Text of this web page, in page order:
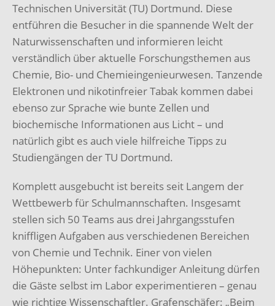
Technischen Universität (TU) Dortmund. Diese
entführen die Besucher in die spannende Welt der
Naturwissenschaften und informieren leicht
verständlich über aktuelle Forschungsthemen aus
Chemie, Bio- und Chemieingenieurwesen. Tanzende
Elektronen und nikotinfreier Tabak kommen dabei
ebenso zur Sprache wie bunte Zellen und
biochemische Informationen aus Licht – und
natürlich gibt es auch viele hilfreiche Tipps zu
Studiengängen der TU Dortmund.
Komplett ausgebucht ist bereits seit Langem der
Wettbewerb für Schulmannschaften. Insgesamt
stellen sich 50 Teams aus drei Jahrgangsstufen
kniffligen Aufgaben aus verschiedenen Bereichen
von Chemie und Technik. Einer von vielen
Höhepunkten: Unter fachkundiger Anleitung dürfen
die Gäste selbst im Labor experimentieren – genau
wie richtige Wissenschaftler. Grafenschäfer: „Beim